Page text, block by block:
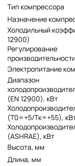
Тип компрессора
Назначение
Холодильный
12900)
Регулирование
производительности
Электропитание
Диапазон
(EN 12900), кВт
(Т0=+5/Тк=+55),
(ASHRAE), кВт
Высота, мм
Длина, мм